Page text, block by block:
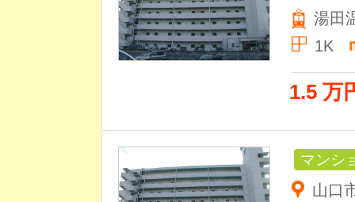
湯田
1K
1.5 万
マンシ
山口